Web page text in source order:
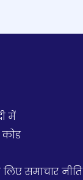
में
कोड
लिए समाचार नीति